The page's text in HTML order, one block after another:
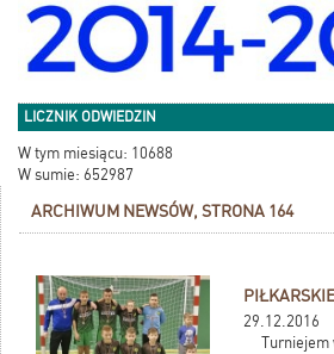
LICZNIK ODWIEDZIN
W tym miesiącu: 10688
W sumie: 652987
ARCHIWUM NEWSÓW, STRONA 164
29.12.2016
Turniejem